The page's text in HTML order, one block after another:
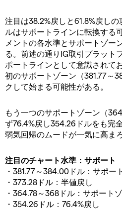
注目は38.2%戻しと61.8%戻し
ルはサポートラインに転換する
メントの各水準とサポートゾー
る。前述の通りIG取引プラット
ポートラインとして意識されて
初のサポートゾーン（381.77～
クして始まる可能性がある。
もう一つのサポートゾーン（
ず76.4%戻し354.26ドルをも完
弱気回帰のムードが一気に高まろ
注目のチャート水準：サポート
・381.77～384.00ドル：サポー
・373.28ドル：半値戻し
・364.78～368ドル：サポート
・354.26ドル：76.4%戻し